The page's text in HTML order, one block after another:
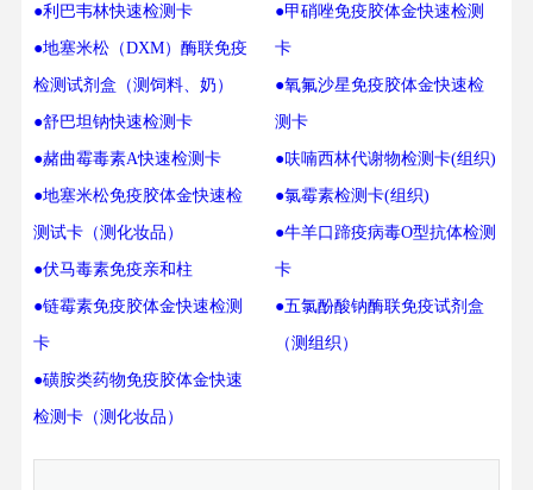
●利巴韦林快速检测卡
●地塞米松（DXM）酶联免疫
检测试剂盒（测饲料、奶）
●舒巴坦钠快速检测卡
●赭曲霉毒素A快速检测卡
●地塞米松免疫胶体金快速检
测试卡（测化妆品）
●伏马毒素免疫亲和柱
●链霉素免疫胶体金快速检测
卡
●磺胺类药物免疫胶体金快速
检测卡（测化妆品）
●甲硝唑免疫胶体金快速检测
卡
●氧氟沙星免疫胶体金快速检
测卡
●呋喃西林代谢物检测卡(组织)
●氯霉素检测卡(组织)
●牛羊口蹄疫病毒O型抗体检测
卡
●五氯酚酸钠酶联免疫试剂盒
（测组织）